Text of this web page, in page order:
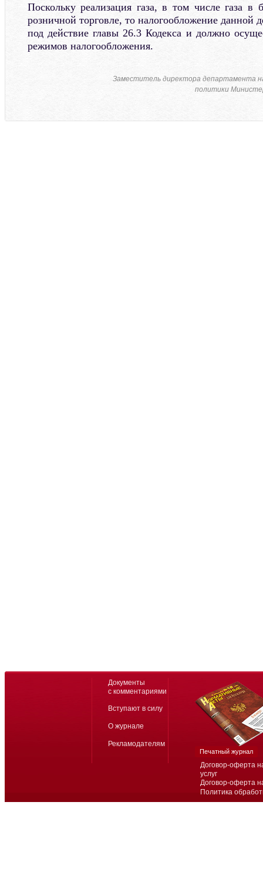
Поскольку реализация газа, в том числе газа в
розничной торговле, то налогообложение данной
под действие главы 26.3 Кодекса и должно
режимов налогообложения.
Заместитель директора департамента
политики
Договор-оферта
услуг
Договор-оферта
Политика
Документы
с комментариями
Вступают в силу
О журнале
Рекламодателям
Печатный журнал